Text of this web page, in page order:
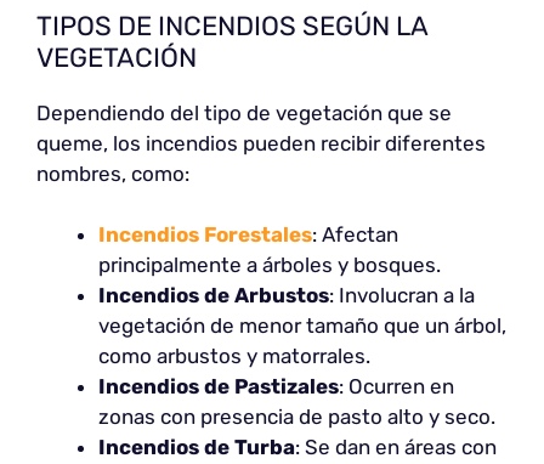
TIPOS DE INCENDIOS SEGÚN LA
VEGETACIÓN
Dependiendo del tipo de vegetación que se
queme, los incendios pueden recibir diferentes
nombres, como:
Incendios Forestales: Afectan
principalmente a árboles y bosques.
Incendios de Arbustos: Involucran a la
vegetación de menor tamaño que un árbol,
como arbustos y matorrales.
Incendios de Pastizales: Ocurren en
zonas con presencia de pasto alto y seco.
Incendios de Turba: Se dan en áreas con